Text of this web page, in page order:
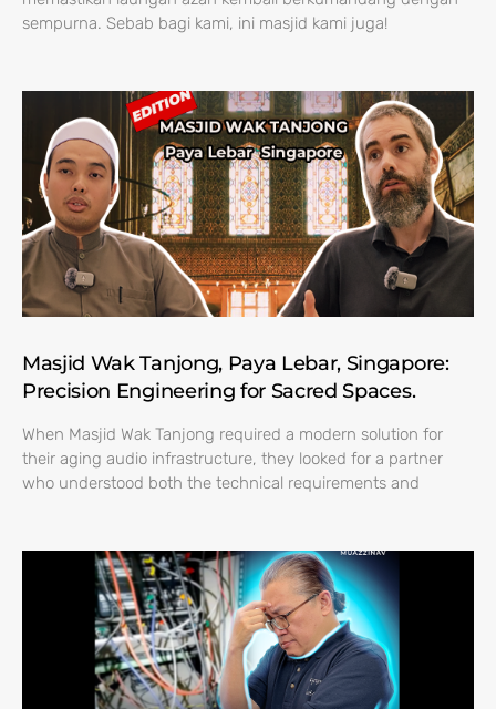
sempurna. Sebab bagi kami, ini masjid kami juga!
Masjid Wak Tanjong, Paya Lebar, Singapore:
Precision Engineering for Sacred Spaces.
When Masjid Wak Tanjong required a modern solution for
their aging audio infrastructure, they looked for a partner
who understood both the technical requirements and